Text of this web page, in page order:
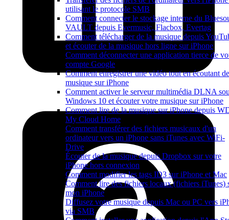
utilisant le protocole SMB
Comment connecter le stockage interne du
VAULT depuis Evermusic, Flacbox, Evertag
Comment télécharger de la musique depuis
et écouter de la musique hors ligne sur iPhone
Comment déconnecter une application tierce de
compte Google
Comment enregistrer une vidéo tout en écoutant
musique sur iPhone
Comment activer le serveur multimédia DLNA
Windows 10 et écouter votre musique sur iPhone
Comment lire de la musique sur iPhone depuis
My Cloud Home
Comment transférer des fichiers musicaux d'un
ordinateur vers un iPhone sans iTunes avec WiFi-
Drive
Écouter de la musique depuis Dropbox sur votre
iPhone hors connexion
Comment modifier les tags ID3 sur iPhone et Mac
Comment lire des fichiers locaux (fichiers iTunes)
mon iPhone
Diffusez votre musique depuis Mac ou PC vers
via SMB